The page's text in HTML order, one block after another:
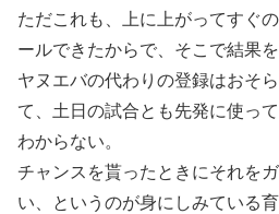
ただこれも、上に上がってすぐ
ールできたからで、そこで結果
ヤヌエバの代わりの登録はおそ
て、土日の試合とも先発に使っ
わからない。
チャンスを貰ったときにそれを
い、というのが身にしみている